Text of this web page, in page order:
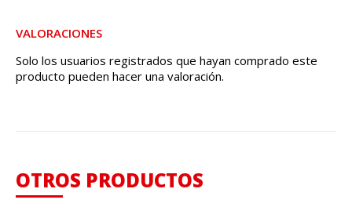
VALORACIONES
Solo los usuarios registrados que hayan comprado este
producto pueden hacer una valoración.
OTROS PRODUCTOS